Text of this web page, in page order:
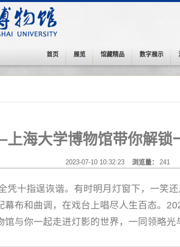
首页 展览 馆藏精品 数字展示
海大学博物馆带你解锁
2023-07-10 10:32:23 浏览量： 241
凭十指逞诙谐。有时明月灯窗下，一笑
幕布和曲调，在戏台上唱尽人生百态。
与你一起走进灯影的世界，一同领略光